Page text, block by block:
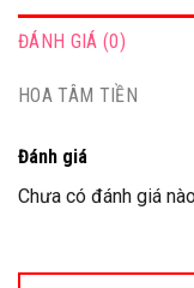
ĐÁNH GIÁ (0)
HOA TÂM TIỀN
Đánh giá
Chưa có đánh giá